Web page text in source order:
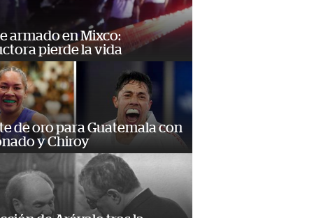
armado en Mixco:
pierde la vida
de oro para Guatemala con
y Chiroy